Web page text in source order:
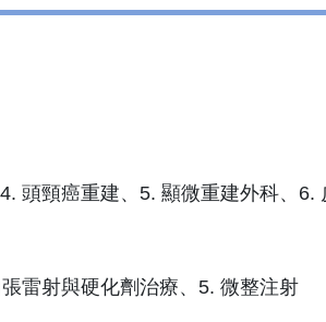
頭頸癌重建、5. 顯微重建外科、6.
雷射與硬化劑治療、5. 微整注射